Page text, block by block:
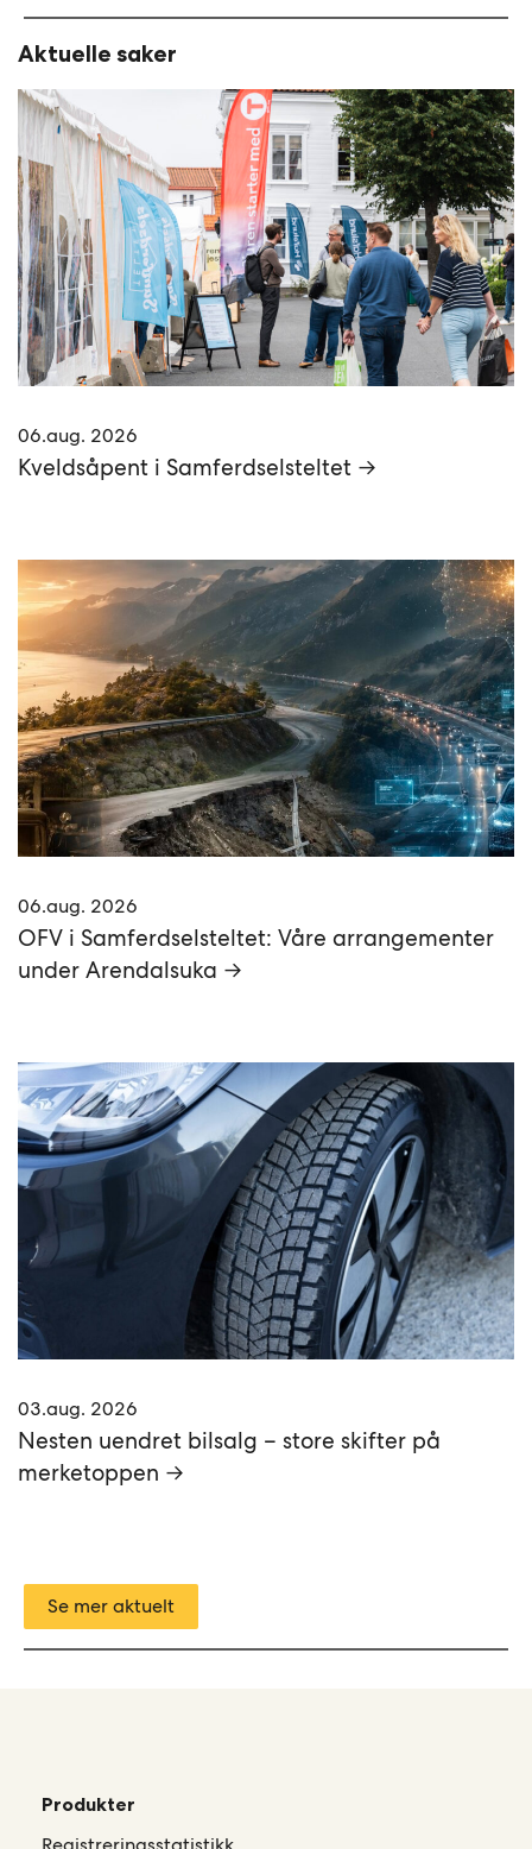
Aktuelle saker
06.aug. 2026
Kveldsåpent i Samferdselsteltet →
06.aug. 2026
OFV i Samferdselsteltet: Våre arrangementer
under Arendalsuka →
03.aug. 2026
Nesten uendret bilsalg – store skifter på
merketoppen →
Se mer aktuelt
Produkter